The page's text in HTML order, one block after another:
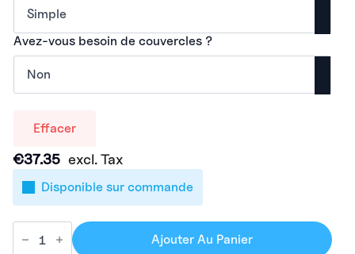
Avez-vous besoin de couvercles ?
Effacer
€37.35 excl. Tax
Disponible sur commande
Ajouter Au Panier